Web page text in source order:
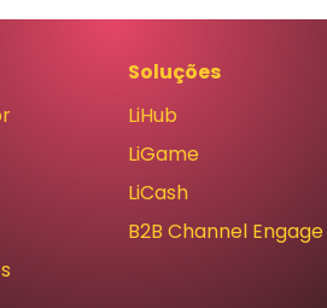
Soluções
LiHub
LiGame
LiCash
B2B Channel Engage